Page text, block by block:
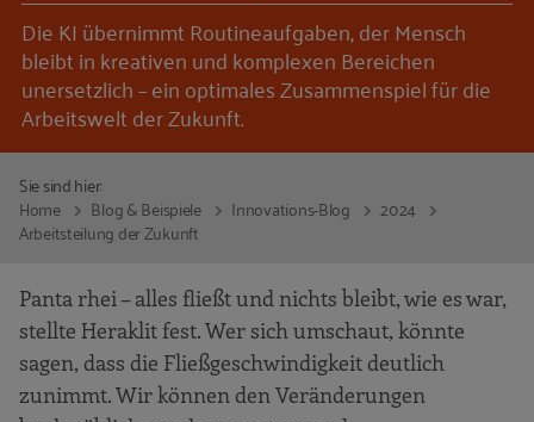
Die KI übernimmt Routineaufgaben, der Mensch
bleibt in kreativen und komplexen Bereichen
unersetzlich – ein optimales Zusammenspiel für die
Arbeitswelt der Zukunft.
Sie sind hier:
Home
Blog & Beispiele Innovations-Blog
2024
Arbeitsteilung der Zukunft
Panta rhei – alles fließt und nichts bleibt, wie es war,
stellte Heraklit fest. Wer sich umschaut, könnte
sagen, dass die Fließgeschwindigkeit deutlich
zunimmt. Wir können den Veränderungen